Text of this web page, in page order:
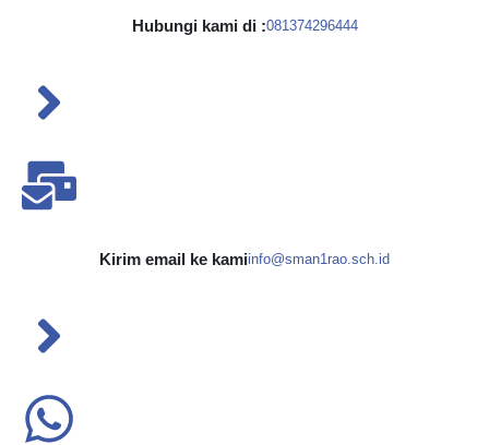
Hubungi kami di :081374296444
Kirim email ke kamiinfo@sman1rao.sch.id